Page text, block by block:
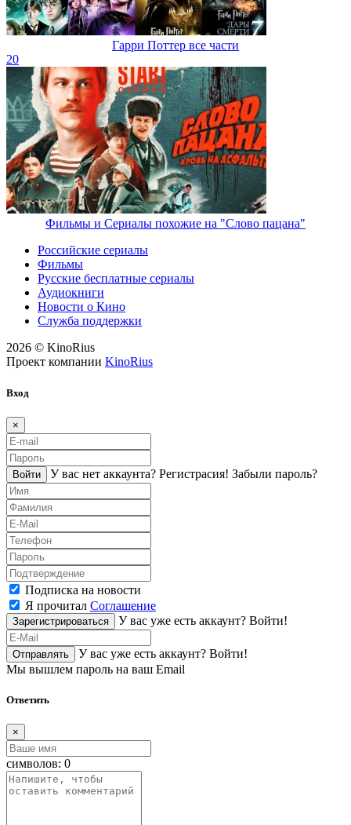
Гарри Поттер все части
20
Фильмы и Сериалы похожие на "Слово пацана"
Российские сериалы
Фильмы
Русские бесплатные сериалы
Аудиокниги
Новости о Кино
Служба поддержки
2026 © KinoRius
Проект компании KinoRius
Вход
×
Войти У вас нет аккаунта? Регистраcия! Забыли пароль?
Подписка на новости
Я прочитал Соглашение
Зарегистрироваться У вас уже есть аккаунт? Войти!
Отправлять У вас уже есть аккаунт? Войти!
Мы вышлем пароль на ваш Email
Ответить
×
символов: 0